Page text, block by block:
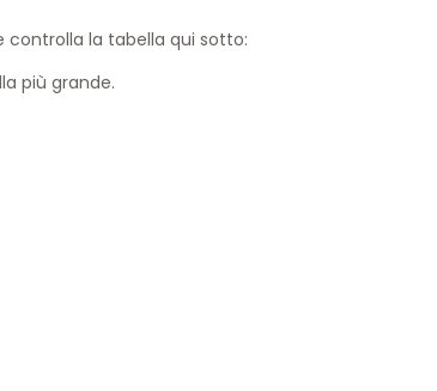
controlla la tabella qui sotto:
più grande.